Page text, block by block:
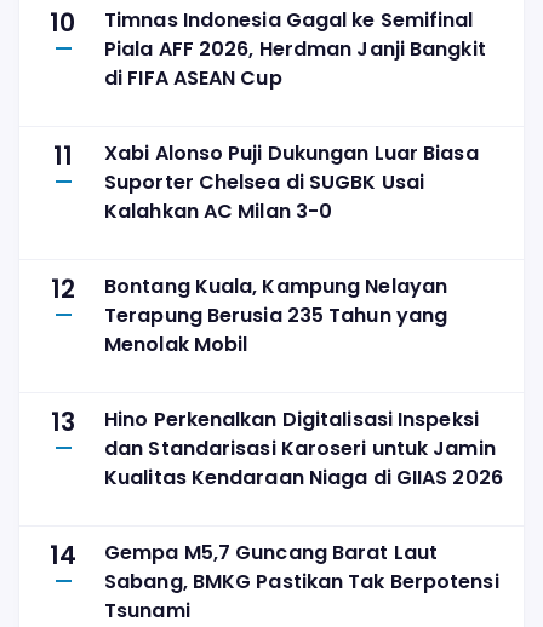
10
Timnas Indonesia Gagal ke Semifinal
Piala AFF 2026, Herdman Janji Bangkit
di FIFA ASEAN Cup
11
Xabi Alonso Puji Dukungan Luar Biasa
Suporter Chelsea di SUGBK Usai
Kalahkan AC Milan 3-0
12
Bontang Kuala, Kampung Nelayan
Terapung Berusia 235 Tahun yang
Menolak Mobil
13
Hino Perkenalkan Digitalisasi Inspeksi
dan Standarisasi Karoseri untuk Jamin
Kualitas Kendaraan Niaga di GIIAS 2026
14
Gempa M5,7 Guncang Barat Laut
Sabang, BMKG Pastikan Tak Berpotensi
Tsunami